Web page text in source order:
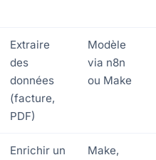
Extraire
des
données
(facture,
PDF)
Modèle
via n8n
ou Make
Enrichir un
Make,